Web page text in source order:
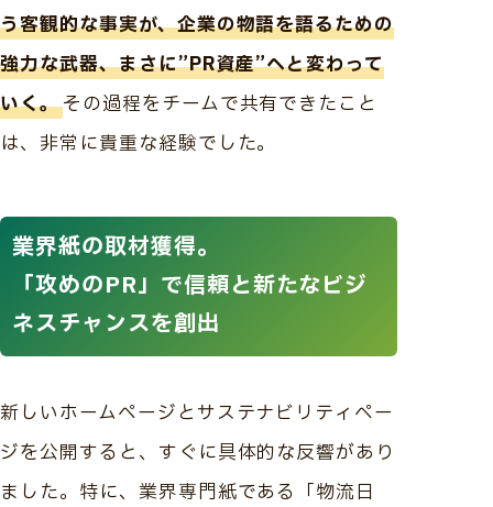
う客観的な事実が、企業の物語を語るための
強力な武器、まさに”PR資産”へと変わって
いく。その過程をチームで共有できたこと
は、非常に貴重な経験でした。
業界紙の取材獲得。
「攻めのPR」で信頼と新たなビジ
ネスチャンスを創出
新しいホームページとサステナビリティペー
ジを公開すると、すぐに具体的な反響があり
ました。特に、業界専門紙である「物流日